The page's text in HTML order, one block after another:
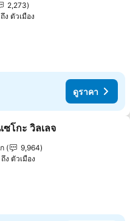
2,273
ง ตัวเมือง
ดูราคา
ในรายการโปรด
ซโกะ วิลเลจ
9,964
ง ตัวเมือง